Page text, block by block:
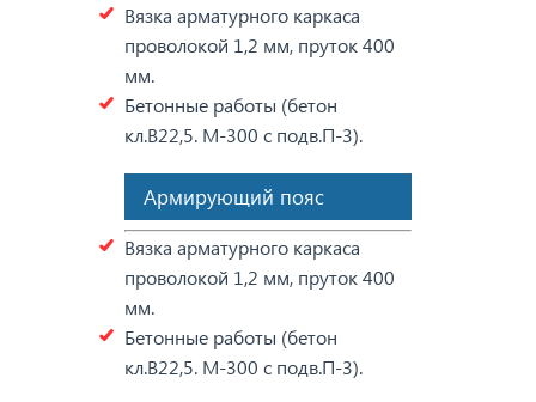
Вязка арматурного каркаса
проволокой 1,2 мм, пруток 400
мм.
Бетонные работы (бетон
кл.В22,5. М-300 с подв.П-3).
Армирующий пояс
Вязка арматурного каркаса
проволокой 1,2 мм, пруток 400
мм.
Бетонные работы (бетон
кл.В22,5. М-300 с подв.П-3).